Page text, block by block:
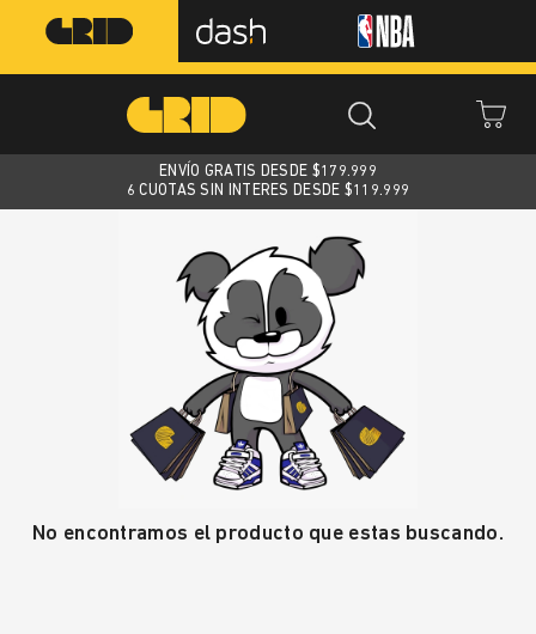
ENVÍO GRATIS DESDE $179.999
6 CUOTAS SIN INTERES DESDE $119.999
No encontramos el producto que estas buscando.